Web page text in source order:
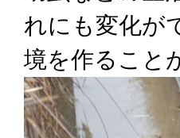
れにも変化が
境を作ること